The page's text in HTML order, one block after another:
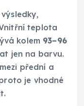
teplota
kolem 93–96
jen na barvu.
přední a
je vhodné